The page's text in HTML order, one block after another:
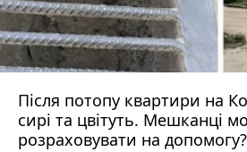
Після потопу квартири на
сирі та цвітуть. Мешканці
розраховувати на допомогу?